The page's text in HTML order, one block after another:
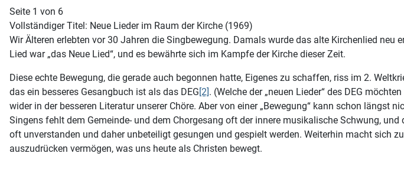
Seite 1 von 6
Vollständiger Titel: Neue Lieder im Raum der Kirche (1969)
Wir Älteren erlebten vor 30 Jahren die Singbewegung. Damals wurde das alte Kirchenlied neu
Lied war „das Neue Lied“, und es bewährte sich im Kampfe der Kirche dieser Zeit.
Diese echte Bewegung, die gerade auch begonnen hatte, Eigenes zu schaffen, riss im 2.
das ein besseres Gesangbuch ist als das DEG[2]. (Welche der „neuen Lieder“ des DEG
wider in der besseren Literatur unserer Chöre. Aber von einer „Bewegung“ kann schon längst
Singens fehlt dem Gemeinde- und dem Chorgesang oft der innere musikalische Schwung,
oft unverstanden und daher unbeteiligt gesungen und gespielt werden. Weiterhin macht sich
auszudrücken vermögen, was uns heute als Christen bewegt.